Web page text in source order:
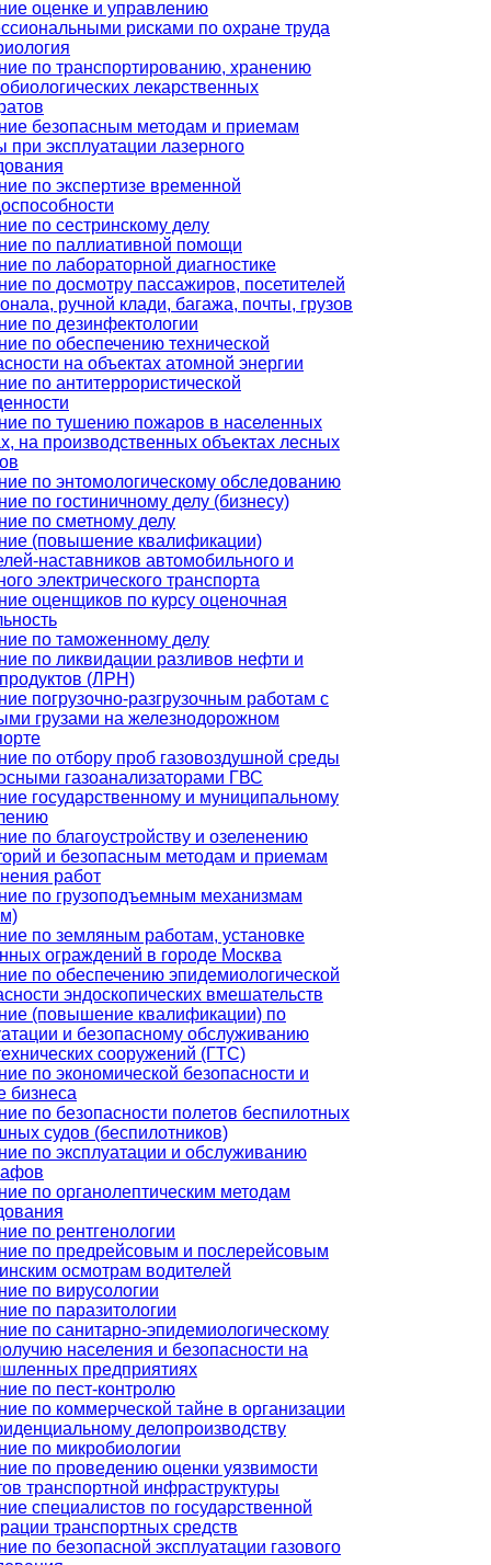
оценке и управлению
рисками по охране труда
по транспортированию, хранению
лекарственных
безопасным методам и приемам
при эксплуатации лазерного
по экспертизе временной
по сестринскому делу
по паллиативной помощи
по лабораторной диагностике
по досмотру пассажиров, посетителей
ручной клади, багажа, почты, грузов
по дезинфектологии
по обеспечению технической
на объектах атомной энергии
по антитеррористической
по тушению пожаров в населенных
на производственных объектах лесных
по энтомологическому обследованию
по гостиничному делу (бизнесу)
по сметному делу
(повышение квалификации)
наставников автомобильного и
электрического транспорта
оценщиков по курсу оценочная
по таможенному делу
по ликвидации разливов нефти и
(ЛРН)
погрузочно-разгрузочным работам с
грузами на железнодорожном
по отбору проб газовоздушной среды
газоанализаторами ГВС
государственному и муниципальному
по благоустройству и озеленению
и безопасным методам и приемам
работ
по грузоподъемным механизмам
по земляным работам, установке
ограждений в городе Москва
по обеспечению эпидемиологической
эндоскопических вмешательств
(повышение квалификации) по
и безопасному обслуживанию
сооружений (ГТС)
по экономической безопасности и
бизнеса
по безопасности полетов беспилотных
судов (беспилотников)
по эксплуатации и обслуживанию
по органолептическим методам
по рентгенологии
по предрейсовым и послерейсовым
осмотрам водителей
по вирусологии
по паразитологии
по санитарно-эпидемиологическому
населения и безопасности на
предприятиях
по пест-контролю
по коммерческой тайне в организации
делопроизводству
по микробиологии
по проведению оценки уязвимости
транспортной инфраструктуры
специалистов по государственной
транспортных средств
по безопасной эксплуатации газового